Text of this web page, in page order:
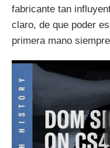
fabricante tan
claro, de que poder
primera mano